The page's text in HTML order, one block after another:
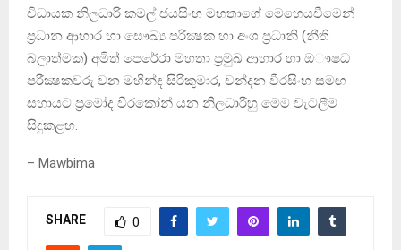
විධායක නිලධාරි කමල් ජයසිංහ මහතාගේ මෙහෙයවීමෙන්
ප්‍රධාන ආහාර හා සෞඛ්‍ය පරීක්‍ෂක හා අංශ ප්‍රධානි (නීති
බලාත්මක) අමිත් පෙරේරා මහතා ප්‍රමුඛ ආහාර හා ඔෟෂධ
පරීක්‍ෂකවරු වන මහින්ද සිරිකුමාර, චන්දන වීරසිංහ සමඟ
සහායට ප්‍රමෝද වීරකෝන් යන නිලධාරීහු මෙම වැටලීම
සිදුකළහ.
– Mawbima
SHARE 0